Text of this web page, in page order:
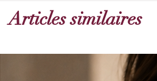
Articles similaires